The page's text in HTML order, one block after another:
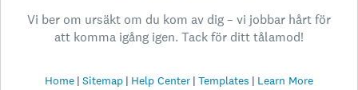
Vi ber om ursäkt om du kom av dig – vi jobbar hårt för
att komma igång igen. Tack för ditt tålamod!
Home Sitemap Help Center Templates Learn More